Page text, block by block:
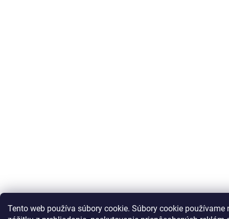
Tento web používa súbory cookie. Súbory cookie používame